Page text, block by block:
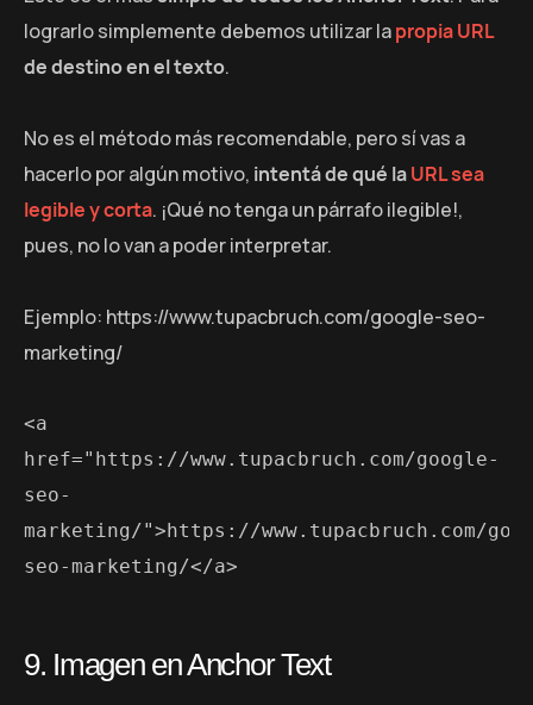
lograrlo simplemente debemos utilizar lapropia URL
de destino en el texto.
No es el método más recomendable, pero sí vas a
hacerlo por algún motivo, intentá de qué laURL sea
legible y corta. ¡Qué no tenga un párrafo ilegible!,
pues, no lo van a poder interpretar.
Ejemplo: https://www.tupacbruch.com/google-seo-
marketing/
<a
href="https://www.tupacbruch.com/google-
seo-
marketing/">https://www.tupacbruch.com/
seo-marketing/</a>
9. Imagen en Anchor Text